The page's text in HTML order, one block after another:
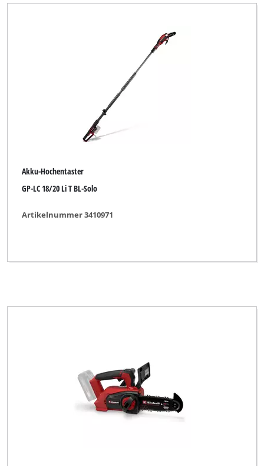
Akku-Hochentaster
GP-LC 18/20 Li T BL-Solo
Artikelnummer 3410971